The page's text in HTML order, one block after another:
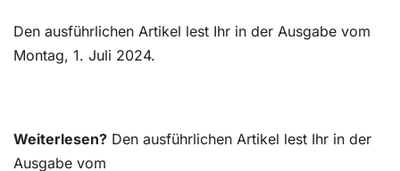
Den ausführlichen Artikel lest Ihr in der Ausgabe vom
Montag, 1. Juli 2024.
Weiterlesen? Den ausführlichen Artikel lest Ihr in der
Ausgabe vom